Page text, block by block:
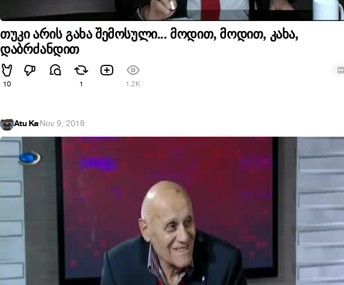
თუკი არის გახა შემოსული... მოდით, მოდით, კახა,
დაბრძანდით
10 1 1.2K
Atu Ka·Nov 9, 2018